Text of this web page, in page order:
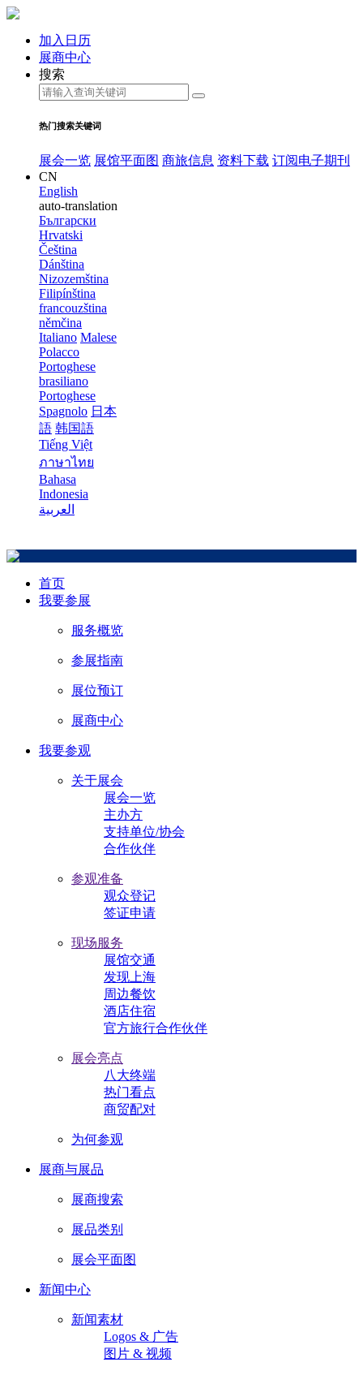
加入日历
展商中心
搜索
热门搜索关键词
展会一览 展馆平面图 商旅信息 资料下载 订阅电子期刊
CN
English
auto-translation
Български
Hrvatski
Čeština
Dánština
Nizozemština
Filipínština
francouzština
němčina
Italiano Malese
Polacco
Portoghese
brasiliano
Portoghese
Spagnolo 日本
語 韩国語
Tiếng Việt
ภาษาไทย
Bahasa
Indonesia
العربية
首页
我要参展
服务概览
参展指南
展位预订
展商中心
我要参观
关于展会
展会一览
主办方
支持单位/协会
合作伙伴
参观准备
观众登记
签证申请
现场服务
展馆交通
发现上海
周边餐饮
酒店住宿
官方旅行合作伙伴
展会亮点
八大终端
热门看点
商贸配对
为何参观
展商与展品
展商搜索
展品类别
展会平面图
新闻中心
新闻素材
Logos & 广告
图片 & 视频